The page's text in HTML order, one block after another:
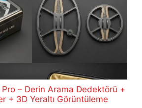
– Derin Arama Dedektörü +
+ 3D Yeraltı Görüntüleme